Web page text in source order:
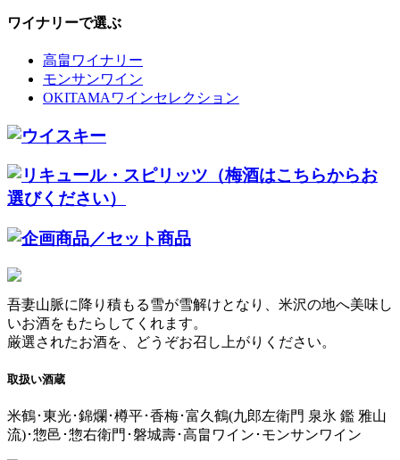
ワイナリーで選ぶ
高畠ワイナリー
モンサンワイン
OKITAMAワインセレクション
吾妻山脈に降り積もる雪が雪解けとなり、米沢の地へ美味し
いお酒をもたらしてくれます。
厳選されたお酒を、どうぞお召し上がりください。
取扱い酒蔵
米鶴･東光･錦爛･樽平･香梅･富久鶴(九郎左衛門 泉氷 鑑 雅山
流)･惣邑･惣右衛門･磐城壽･高畠ワイン･モンサンワイン